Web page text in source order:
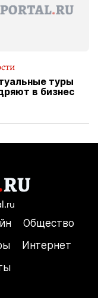
туры
в бизнес
Общество
Интернет